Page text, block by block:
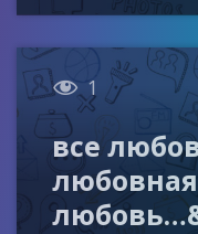
 1
все